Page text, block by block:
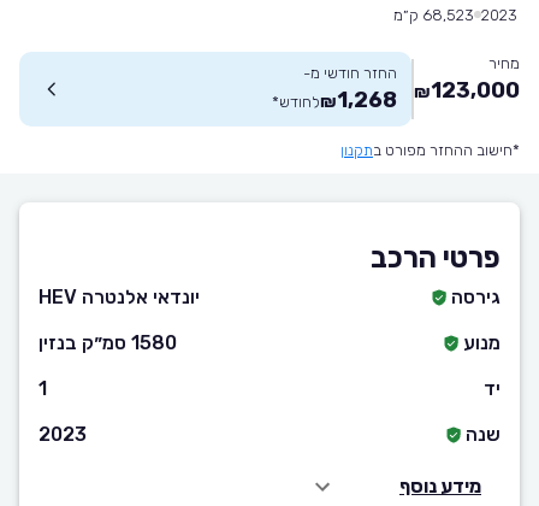
2023 68,523 ק״מ
מחיר
123,000
₪
החזר חודשי מ-
1,268
₪לחודש*
*חישוב ההחזר מפורט בתקנון
פרטי הרכב
גירסה
יונדאי אלנטרה HEV
מנוע
1580 סמ״ק בנזין
יד
1
שנה
2023
מידע נוסף